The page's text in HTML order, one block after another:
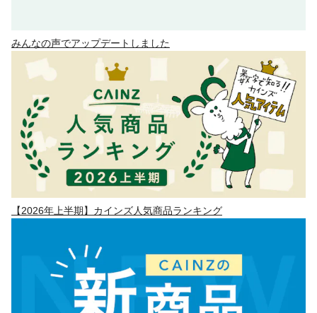
みんなの声でアップデートしました
【2026年上半期】カインズ人気商品ランキング